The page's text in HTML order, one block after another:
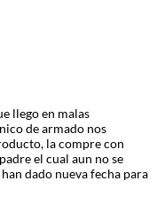
llego en malas
de armado nos
la compre con
el cual aun no se
dado nueva fecha para